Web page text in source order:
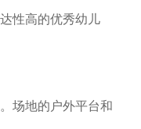
性高的优秀幼儿
场地的户外平台和